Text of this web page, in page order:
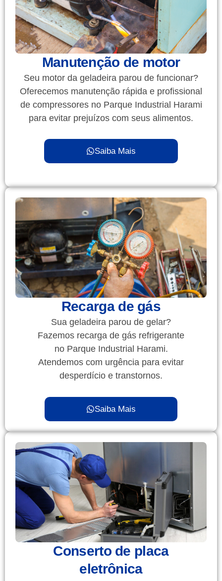
Manutenção de motor
Seu motor da geladeira parou de funcionar?
Oferecemos manutenção rápida e profissional
de compressores no Parque Industrial Harami
para evitar prejuízos com seus alimentos.
Saiba Mais
Recarga de gás
Sua geladeira parou de gelar?
Fazemos recarga de gás refrigerante
no Parque Industrial Harami.
Atendemos com urgência para evitar
desperdício e transtornos.
Saiba Mais
Conserto de placa
eletrônica